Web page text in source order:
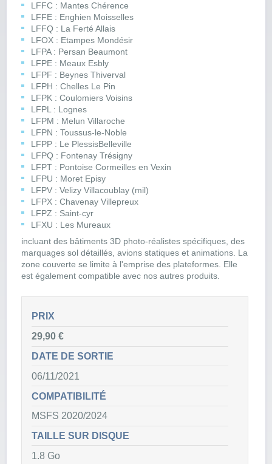
LFFC : Mantes Chérence
LFFE : Enghien Moisselles
LFFQ : La Ferté Allais
LFOX : Etampes Mondésir
LFPA : Persan Beaumont
LFPE : Meaux Esbly
LFPF : Beynes Thiverval
LFPH : Chelles Le Pin
LFPK : Coulomiers Voisins
LFPL : Lognes
LFPM : Melun Villaroche
LFPN : Toussus-le-Noble
LFPP : Le PlessisBelleville
LFPQ : Fontenay Trésigny
LFPT : Pontoise Cormeilles en Vexin
LFPU : Moret Episy
LFPV : Velizy Villacoublay (mil)
LFPX : Chavenay Villepreux
LFPZ : Saint-cyr
LFXU : Les Mureaux
incluant des bâtiments 3D photo-réalistes spécifiques, des
marquages sol détaillés, avions statiques et animations. La
zone couverte se limite à l'emprise des plateformes. Elle
est également compatible avec nos autres produits.
PRIX
29,90 €
DATE DE SORTIE
06/11/2021
COMPATIBILITÉ
MSFS 2020/2024
TAILLE SUR DISQUE
1.8 Go